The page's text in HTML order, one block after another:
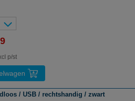
p/st
/ USB / rechtshandig / zwart